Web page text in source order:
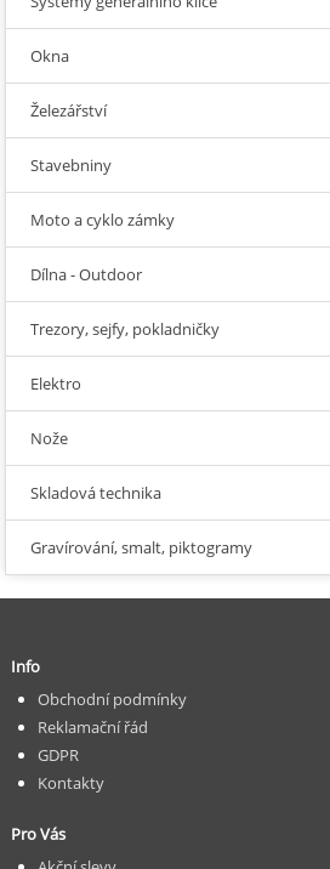
Okna
Železářství
Stavebniny
Moto a cyklo zámky
Dílna - Outdoor
Trezory, sejfy, pokladničky
Elektro
Nože
Skladová technika
Gravírování, smalt, piktogramy
Info
Obchodní podmínky
Reklamační řád
GDPR
Kontakty
Pro Vás